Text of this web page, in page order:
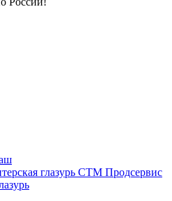
глазурь СТМ Продсервис